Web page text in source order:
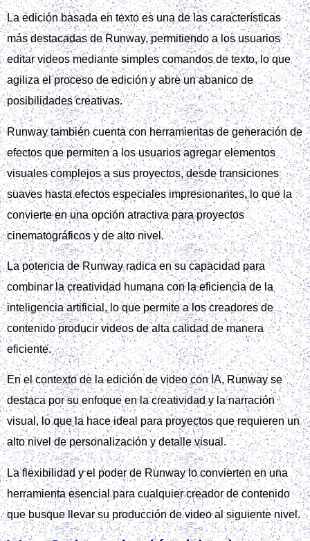
La edición basada en texto es una de las características
más destacadas de Runway, permitiendo a los usuarios
editar videos mediante simples comandos de texto, lo que
agiliza el proceso de edición y abre un abanico de
posibilidades creativas.
Runway también cuenta con herramientas de generación de
efectos que permiten a los usuarios agregar elementos
visuales complejos a sus proyectos, desde transiciones
suaves hasta efectos especiales impresionantes, lo que la
convierte en una opción atractiva para proyectos
cinematográficos y de alto nivel.
La potencia de Runway radica en su capacidad para
combinar la creatividad humana con la eficiencia de la
inteligencia artificial, lo que permite a los creadores de
contenido producir videos de alta calidad de manera
eficiente.
En el contexto de la edición de video con IA, Runway se
destaca por su enfoque en la creatividad y la narración
visual, lo que la hace ideal para proyectos que requieren un
alto nivel de personalización y detalle visual.
La flexibilidad y el poder de Runway lo convierten en una
herramienta esencial para cualquier creador de contenido
que busque llevar su producción de video al siguiente nivel.